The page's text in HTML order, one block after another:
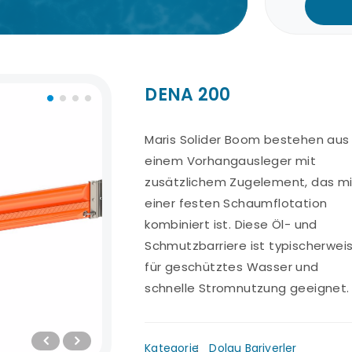
DENA 200
Maris Solider Boom bestehen aus
einem Vorhangausleger mit
zusätzlichem Zugelement, das
einer festen Schaumflotation
kombiniert ist. Diese Öl- und
Schmutzbarriere ist
für geschütztes Wasser und
schnelle Stromnutzung geeignet.
Kategorie Dolgu Bariyerler
Mit den schnellsten
sind
in kurzer Zeit an Ihrer
Support-Hotline
Sie können rund um die
Uhr Unterstützung von
unserem Expertenteam
erhalten.